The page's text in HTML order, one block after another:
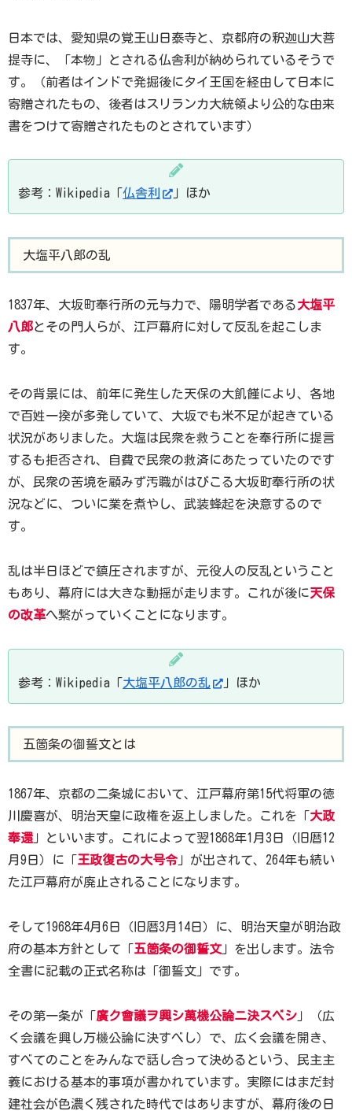
日本では、愛知県の覚王山日泰寺と、京都府の釈迦山大菩
提寺に、「本物」とされる仏舎利が納められているそうで
す。（前者はインドで発掘後にタイ王国を経由して日本に
寄贈されたもの、後者はスリランカ大統領より公的な由来
書をつけて寄贈されたものとされています）
参考：Wikipedia「仏舎利 」ほか
大塩平八郎の乱
1837年、大坂町奉行所の元与力で、陽明学者である大塩平
八郎とその門人らが、江戸幕府に対して反乱を起こしま
す。
その背景には、前年に発生した天保の大飢饉により、各地
で百姓一揆が多発していて、大坂でも米不足が起きている
状況がありました。大塩は民衆を救うことを奉行所に提言
するも拒否され、自費で民衆の救済にあたっていたのです
が、民衆の苦境を顧みず汚職がはびこる大坂町奉行所の状
況などに、ついに業を煮やし、武装蜂起を決意するので
す。
乱は半日ほどで鎮圧されますが、元役人の反乱ということ
もあり、幕府には大きな動揺が走ります。これが後に天保
の改革へ繋がっていくことになります。
参考：Wikipedia「大塩平八郎の乱 」ほか
五箇条の御誓文とは
1867年、京都の二条城において、江戸幕府第15代将軍の徳
川慶喜が、明治天皇に政権を返上しました。これを「大政
奉還 」といいます。これによって翌1868年1月3日（旧暦12
月9日）に「王政復古の大号令 」が出されて、264年も続い
た江戸幕府が廃止されることになります。
そして1968年4月6日（旧暦3月14日）に、明治天皇が明治政
府の基本方針として「五箇条の御誓文」を出します。法令
全書に記載の正式名称は「御誓文」です。
その第一条が「廣ク會議ヲ興シ萬機公論ニ決スベシ 」（広
く会議を興し万機公論に決すべし）で、広く会議を開き、
すべてのことをみんなで話し合って決めるという、民主主
義における基本的事項が書かれています。実際にはまだ封
建社会が色濃く残された時代ではありますが、幕府後の日